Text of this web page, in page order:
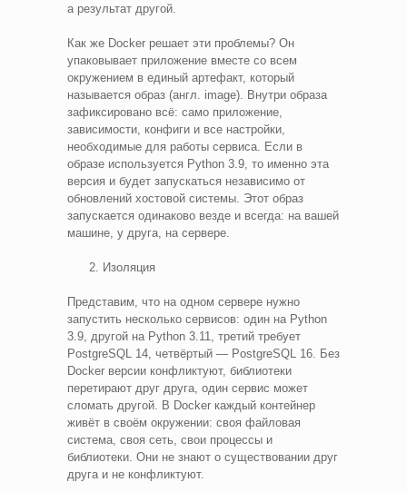
а результат другой.
Как же Docker решает эти проблемы? Он
упаковывает приложение вместе со всем
окружением в единый артефакт, который
называется образ (англ. image). Внутри образа
зафиксировано всё: само приложение,
зависимости, конфиги и все настройки,
необходимые для работы сервиса. Если в
образе используется Python 3.9, то именно эта
версия и будет запускаться независимо от
обновлений хостовой системы. Этот образ
запускается одинаково везде и всегда: на вашей
машине, у друга, на сервере.
Изоляция
Представим, что на одном сервере нужно
запустить несколько сервисов: один на Python
3.9, другой на Python 3.11, третий требует
PostgreSQL 14, четвёртый — PostgreSQL 16. Без
Docker версии конфликтуют, библиотеки
перетирают друг друга, один сервис может
сломать другой. В Docker каждый контейнер
живёт в своём окружении: своя файловая
система, своя сеть, свои процессы и
библиотеки. Они не знают о существовании друг
друга и не конфликтуют.